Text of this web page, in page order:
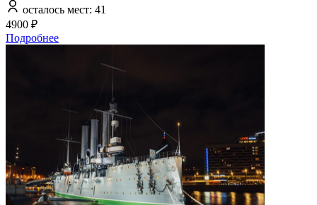
осталось мест: 41
4900 ₽
Подробнее